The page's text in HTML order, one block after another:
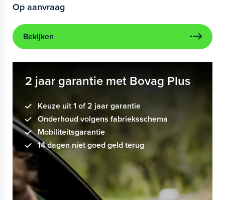
Op aanvraag
Bekijken
2 jaar garantie met Bovag Plus
Keuze uit 1 of 2 jaar garantie
Onderhoud volgens fabrieksschema
Mobiliteitsgarantie
14 dagen niet goed geld terug